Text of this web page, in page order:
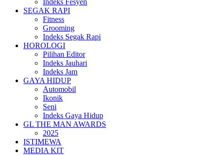
Indeks Fesyen
SEGAK RAPI
Fitness
Grooming
Indeks Segak Rapi
HOROLOGI
Pilihan Editor
Indeks Jauhari
Indeks Jam
GAYA HIDUP
Automobil
Ikonik
Seni
Indeks Gaya Hidup
GL THE MAN AWARDS
2025
ISTIMEWA
MEDIA KIT